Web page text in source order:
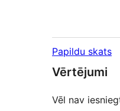
Papildu skats
Vērtējumi
Vēl nav